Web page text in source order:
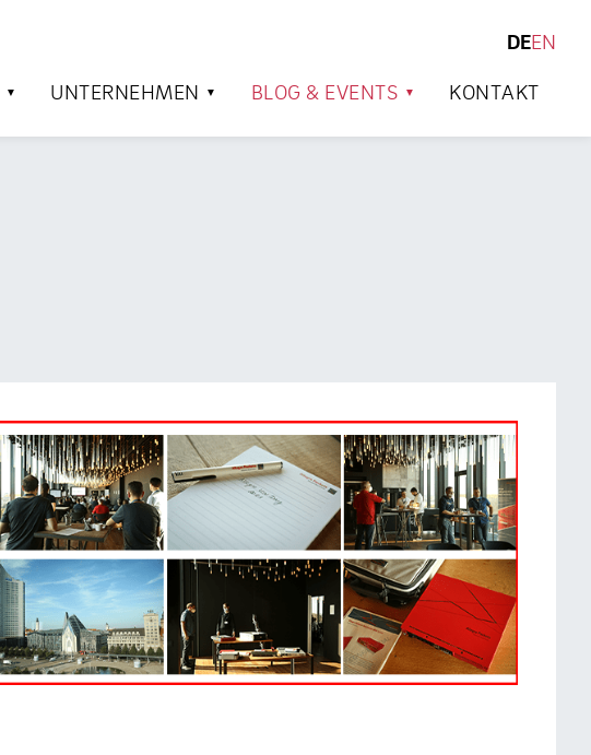
DEEN
UNTERNEHMEN BLOG & EVENTS KONTAKT